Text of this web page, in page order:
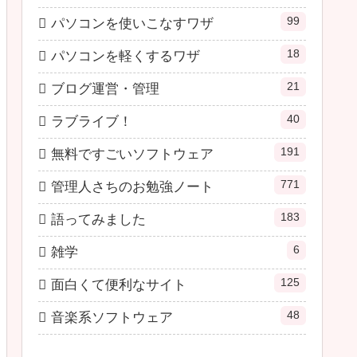
パソコンを使いこなすワザ 99
パソコンを軽くするワザ 18
ブログ運営・管理 21
ラブライブ！ 40
無料ですごいソフトウェア 191
管理人さちのお勉強ノート 771
語ってみました 183
雑学 6
面白くて便利なサイト 125
音楽系ソフトウェア 48